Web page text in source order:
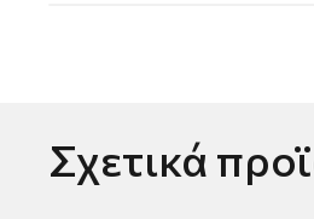
Σχετικά